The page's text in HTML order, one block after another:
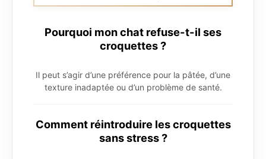
Pourquoi mon chat refuse-t-il ses
croquettes ?
Il peut s’agir d’une préférence pour la pâtée, d’une
texture inadaptée ou d’un problème de santé.
Comment réintroduire les croquettes
sans stress ?